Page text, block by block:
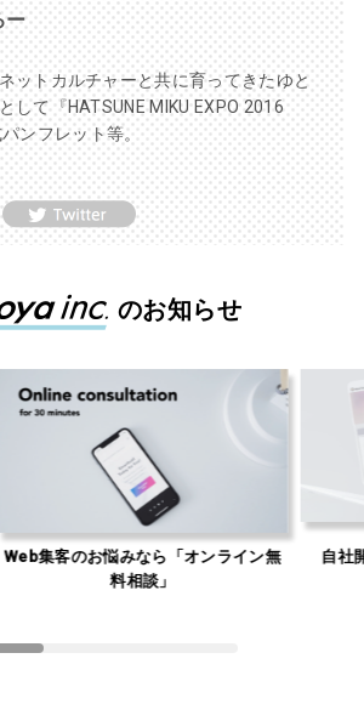
ー
ットカルチャーと共に育ってきたゆと
して『HATSUNE MIKU EXPO 2016
ンフレット等。
のお知らせ
のお悩みなら「オンライン無
料相談」
自社開発